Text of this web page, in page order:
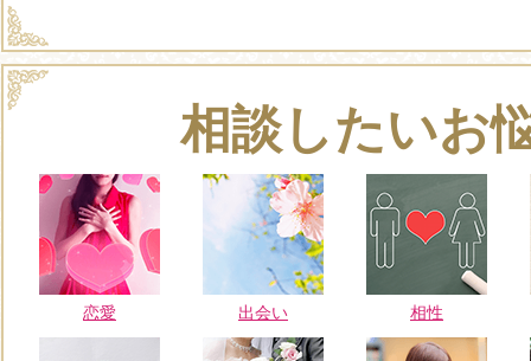
相談したいお
恋愛 出会い 相性